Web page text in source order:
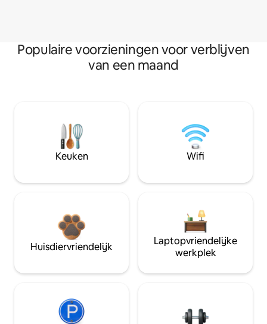
Populaire voorzieningen voor verblijven
van een maand
Keuken Wifi
Huisdiervriendelijk
Laptopvriendelijke
werkplek